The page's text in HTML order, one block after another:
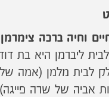
וחיה ברכה
ליברמן היא בת
לבית מלמן (אמה
אביה של שרה